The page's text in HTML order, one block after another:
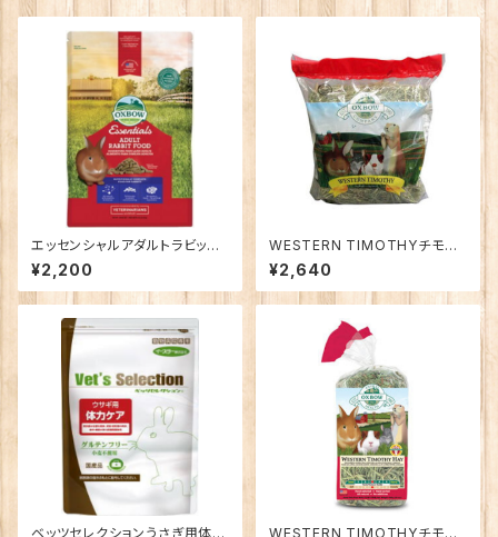
エッセンシャルアダルトラビット
フード2.25kg(大人用ペレット)
OXBOW
¥2,200
WESTERN TIMOTHYチモシ
ー1.134kg(大人用牧草) OXBO
W
¥2,640
ベッツセレクションうさぎ用体力
WESTERN TIMOTHYチモシ